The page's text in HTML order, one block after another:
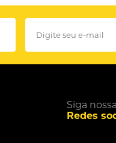
Siga
Redes